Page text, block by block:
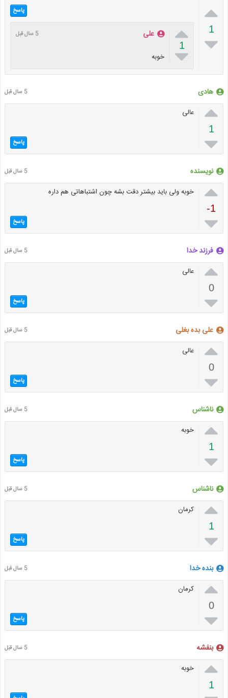

1

پاسخ

1

علی 5 سال قبل
خوبه
هادی 5 سال قبل

1

عالی
پاسخ
نویسنده 5 سال قبل

-1

خوبه ولی باید بیشتر دقت بشه چون اشتباهاتی هم داره
پاسخ
فرزند خدا 5 سال قبل

0

عالی
پاسخ
علی بده بغلی 5 سال قبل

0

عالی
پاسخ
ناشناس 5 سال قبل

1

خوبه
پاسخ
ناشناس 5 سال قبل

1

کرمان
پاسخ
بنده خدا 5 سال قبل

0

کرمان
پاسخ
بنفشه 5 سال قبل

1
خوبه